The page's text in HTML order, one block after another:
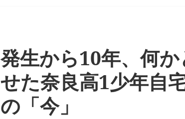
発生から10年、何
せた奈良高1少年自
の「今」